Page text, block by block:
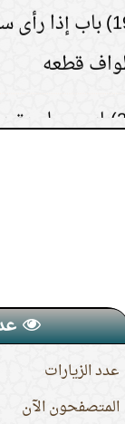
قطعه
الدرس(20)باب من لم
يخرج إلى
الدرس(23) باب ما
عدد الزيارات
المتصفحون الآن